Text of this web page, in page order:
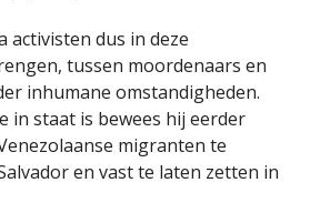
activisten dus in deze
tussen moordenaars en
inhumane omstandigheden.
in staat is bewees hij eerder
migranten te
en vast te laten zetten in